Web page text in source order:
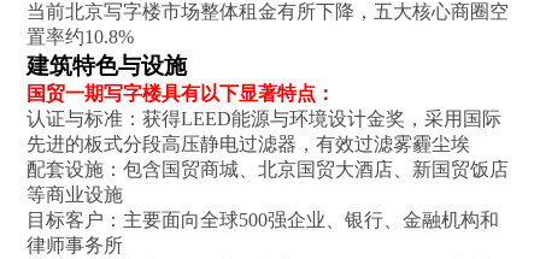
当前北京写字楼市场整体租金有所下降，五大核心商圈空
置率约10.8%‌
建筑特色与设施
国贸一期写字楼具有以下显著特点：
认证与标准‌：获得LEED能源与环境设计金奖，采用国际
先进的板式分段高压静电过滤器，有效过滤雾霾尘埃‌
配套设施‌：包含国贸商城、北京国贸大酒店、新国贸饭店
等商业设施
目标客户‌：主要面向全球500强企业、银行、金融机构和
律师事务所‌